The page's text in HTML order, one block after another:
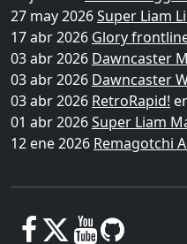
27 may 2026Super Liam
17 abr 2026 Glory
03 abr 2026 Dawncaster
03 abr 2026 Dawncaster
03 abr 2026 RetroRapid!
01 abr 2026Super Liam
12 ene 2026 Remagotchi